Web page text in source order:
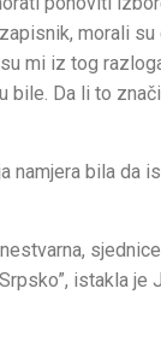
morali
mi iz tog
bile. Da li to
namjera bila da
istakla je